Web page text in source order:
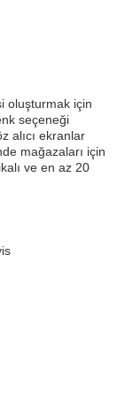
oluşturmak için
seçeneği
alıcı ekranlar
mağazaları için
ve en az 20